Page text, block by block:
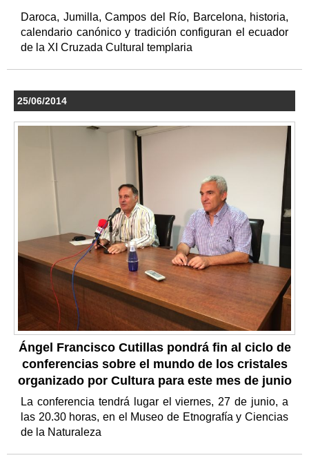
Daroca, Jumilla, Campos del Río, Barcelona, historia,
calendario canónico y tradición configuran el ecuador
de la XI Cruzada Cultural templaria
25/06/2014
Ángel Francisco Cutillas pondrá fin al ciclo de
conferencias sobre el mundo de los cristales
organizado por Cultura para este mes de junio
La conferencia tendrá lugar el viernes, 27 de junio, a
las 20.30 horas, en el Museo de Etnografía y Ciencias
de la Naturaleza